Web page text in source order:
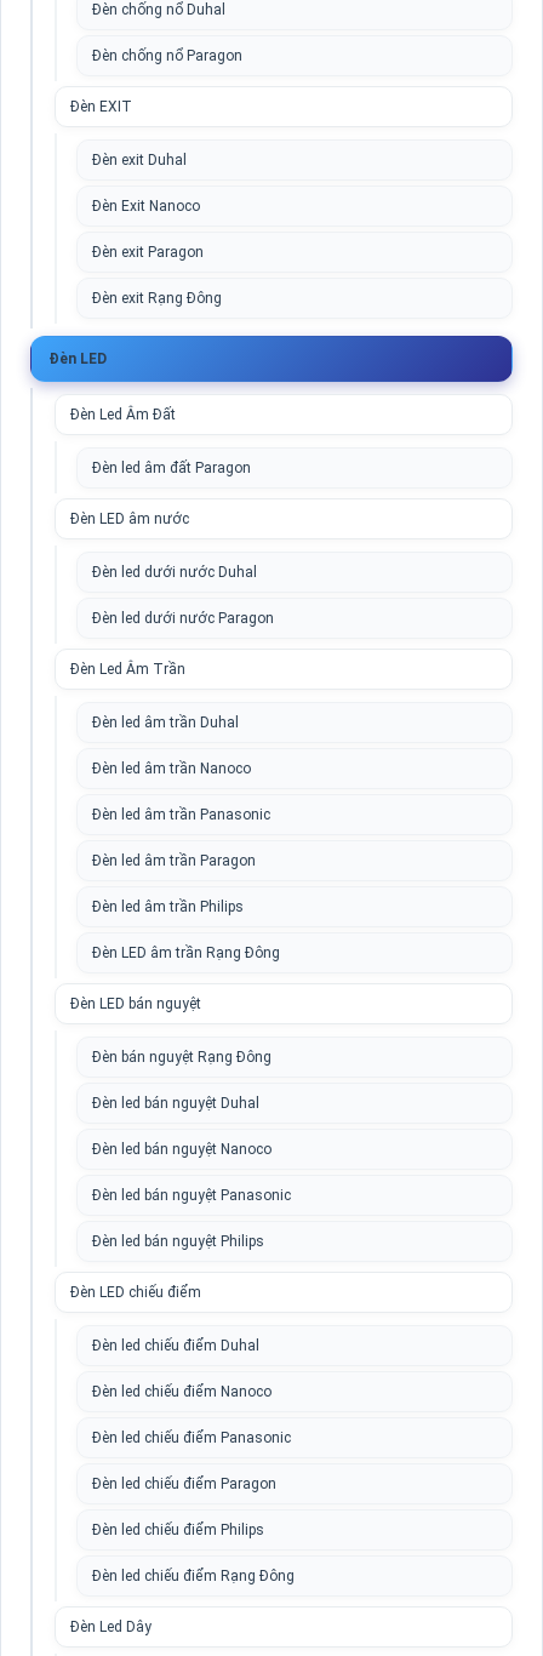
Đèn chống nổ Duhal
Đèn chống nổ Paragon
Đèn EXIT
Đèn exit Duhal
Đèn Exit Nanoco
Đèn exit Paragon
Đèn exit Rạng Đông
Đèn LED
Đèn Led Âm Đất
Đèn led âm đất Paragon
Đèn LED âm nước
Đèn led dưới nước Duhal
Đèn led dưới nước Paragon
Đèn Led Âm Trần
Đèn led âm trần Duhal
Đèn led âm trần Nanoco
Đèn led âm trần Panasonic
Đèn led âm trần Paragon
Đèn led âm trần Philips
Đèn LED âm trần Rạng Đông
Đèn LED bán nguyệt
Đèn bán nguyệt Rạng Đông
Đèn led bán nguyệt Duhal
Đèn led bán nguyệt Nanoco
Đèn led bán nguyệt Panasonic
Đèn led bán nguyệt Philips
Đèn LED chiếu điểm
Đèn led chiếu điểm Duhal
Đèn led chiếu điểm Nanoco
Đèn led chiếu điểm Panasonic
Đèn led chiếu điểm Paragon
Đèn led chiếu điểm Philips
Đèn led chiếu điểm Rạng Đông
Đèn Led Dây